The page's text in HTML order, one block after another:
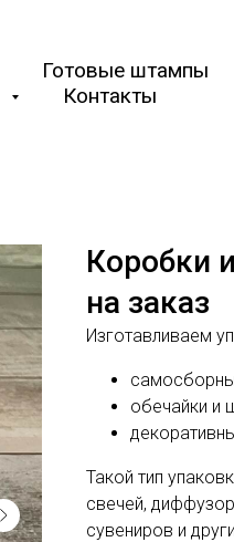
Готовые штампы
Контакты
Коробки
на заказ
Изготавливаем
обечайки и
Такой тип
свечей,
сувениров и